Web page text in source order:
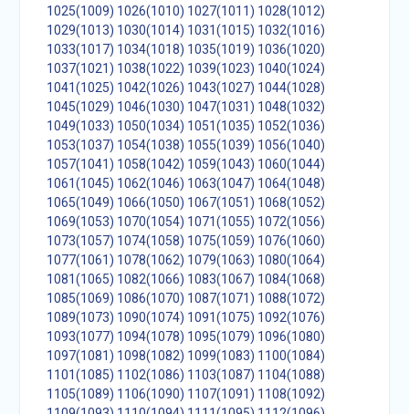
1025(1009) 1026(1010) 1027(1011) 1028(1012)
1029(1013) 1030(1014) 1031(1015) 1032(1016)
1033(1017) 1034(1018) 1035(1019) 1036(1020)
1037(1021) 1038(1022) 1039(1023) 1040(1024)
1041(1025) 1042(1026) 1043(1027) 1044(1028)
1045(1029) 1046(1030) 1047(1031) 1048(1032)
1049(1033) 1050(1034) 1051(1035) 1052(1036)
1053(1037) 1054(1038) 1055(1039) 1056(1040)
1057(1041) 1058(1042) 1059(1043) 1060(1044)
1061(1045) 1062(1046) 1063(1047) 1064(1048)
1065(1049) 1066(1050) 1067(1051) 1068(1052)
1069(1053) 1070(1054) 1071(1055) 1072(1056)
1073(1057) 1074(1058) 1075(1059) 1076(1060)
1077(1061) 1078(1062) 1079(1063) 1080(1064)
1081(1065) 1082(1066) 1083(1067) 1084(1068)
1085(1069) 1086(1070) 1087(1071) 1088(1072)
1089(1073) 1090(1074) 1091(1075) 1092(1076)
1093(1077) 1094(1078) 1095(1079) 1096(1080)
1097(1081) 1098(1082) 1099(1083) 1100(1084)
1101(1085) 1102(1086) 1103(1087) 1104(1088)
1105(1089) 1106(1090) 1107(1091) 1108(1092)